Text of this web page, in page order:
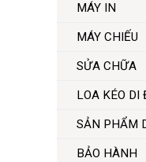
MÁY IN
MÁY CHIẾU
SỬA CHỮA
LOA KÉO DI
SẢN PHẨM
BẢO HÀNH